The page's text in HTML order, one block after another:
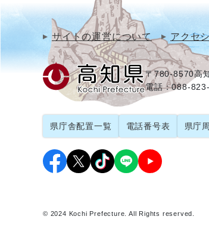
サイトの運営について アクセ
〒780-8570高
電話：088-
県庁舎配置一覧 電話番号表 県庁
© 2024 Kochi Prefecture. All Rights reserved.